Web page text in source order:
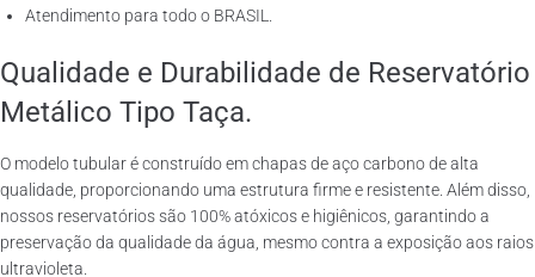
Atendimento para todo o BRASIL.
Qualidade e Durabilidade de Reservatório
Metálico Tipo Taça.
O modelo tubular é construído em chapas de aço carbono de alta
qualidade, proporcionando uma estrutura firme e resistente. Além disso,
nossos reservatórios são 100% atóxicos e higiênicos, garantindo a
preservação da qualidade da água, mesmo contra a exposição aos raios
ultravioleta.